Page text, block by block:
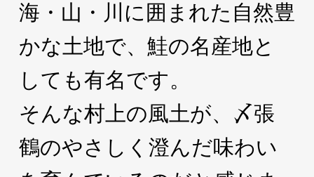
海・山・川に囲まれた自然豊
かな土地で、鮭の名産地と
しても有名です。
そんな村上の風土が、〆張
鶴のやさしく澄んだ味わい